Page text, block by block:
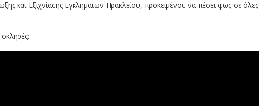
και Εξιχνίασης Εγκλημάτων Ηρακλείου, προκειμένου να πέσει φως σε όλες